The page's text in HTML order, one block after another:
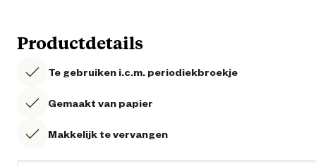
Productdetails
Te gebruiken i.c.m. periodiekbroekje
Gemaakt van papier
Makkelijk te vervangen